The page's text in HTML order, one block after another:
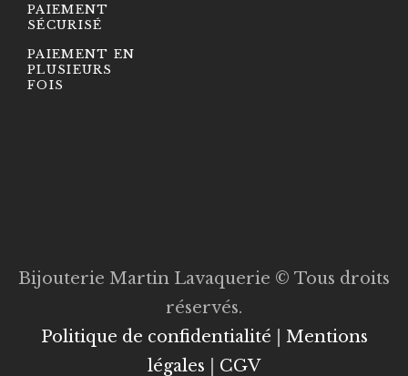
PAIEMENT
SÉCURISÉ
PAIEMENT EN
PLUSIEURS
FOIS
Bijouterie Martin Lavaquerie © Tous droits
réservés.
Politique de confidentialité
Mentions
légales
CGV